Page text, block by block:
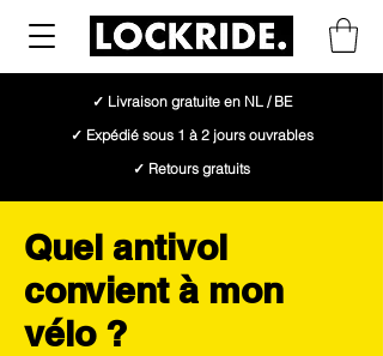
✓ Livraison gratuite en NL / BE
✓ Expédié sous 1 à 2 jours ouvrables
✓ Retours gratuits
Quel antivol
convient à mon
vélo ?